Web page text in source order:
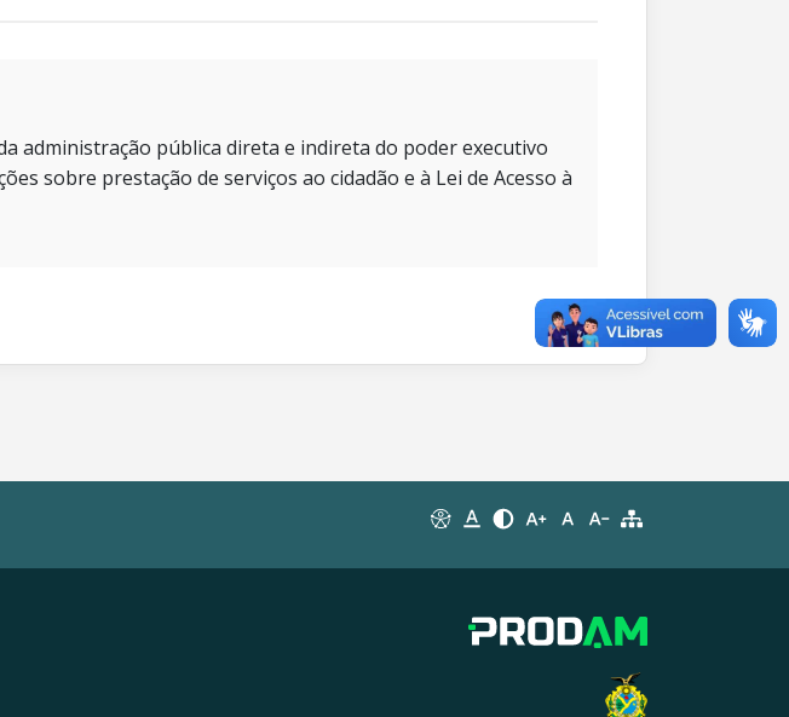
administração pública direta e indireta do poder executivo
sobre prestação de serviços ao cidadão e à Lei de Acesso à